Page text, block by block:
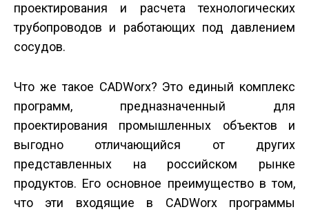
проектирования и расчета технологических
трубопроводов и работающих под давлением
сосудов.
Что же такое CADWorx? Это единый комплекс
программ, предназначенный для
проектирования промышленных объектов и
выгодно отличающийся от других
представленных на российском рынке
продуктов. Его основное преимущество в том,
что эти входящие в CADWorx программы